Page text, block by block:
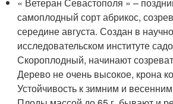
самоплодный сорт абрикос,
середине августа. Создан в
исследовательском институте
Скороплодный, начинают
Дерево не очень высокое, крона
Устойчивость к зимним и